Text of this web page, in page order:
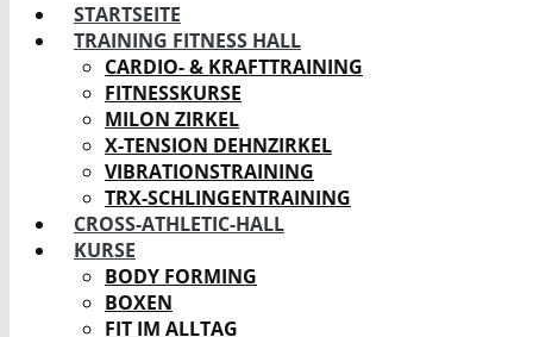
STARTSEITE
TRAINING FITNESS HALL
CARDIO- & KRAFTTRAINING
FITNESSKURSE
MILON ZIRKEL
X-TENSION DEHNZIRKEL
VIBRATIONSTRAINING
TRX-SCHLINGENTRAINING
CROSS-ATHLETIC-HALL
KURSE
BODY FORMING
BOXEN
FIT IM ALLTAG